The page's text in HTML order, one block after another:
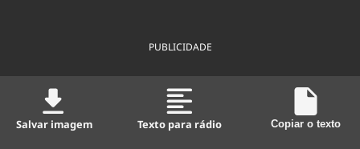
PUBLICIDADE
Salvar imagem Texto para rádio Copiar o texto